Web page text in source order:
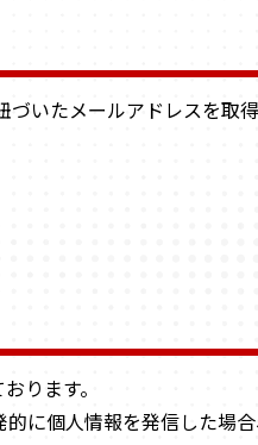
いたメールアドレスを取得
ります。
に個人情報を発信した場